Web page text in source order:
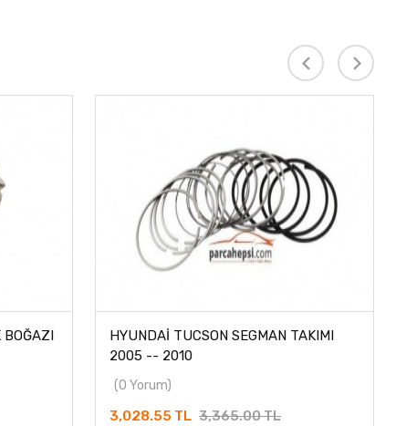
HYUNDAİ TUCSON SEGMAN TAKIMI
2005 -- 2010
(0 Yorum)
3,028.55 TL 3,365.00 TL